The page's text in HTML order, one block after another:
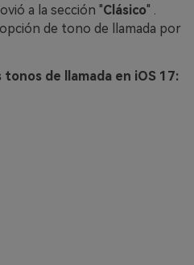
a la sección "Clásico" .
de tono de llamada por
de llamada en iOS 17: